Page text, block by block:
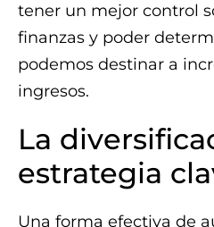
tener un mejor control
finanzas y poder
podemos destinar a
ingresos.
La
estrategia
Una forma efectiva de